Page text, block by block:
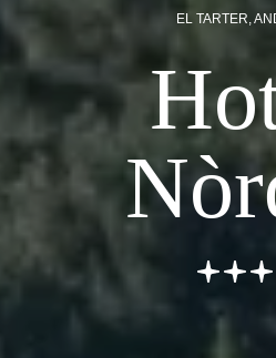
EL TARTER,